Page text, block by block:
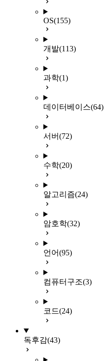
OS(155)
개발(113)
과학(1)
데이터베이스(64)
서버(72)
수학(20)
알고리즘(24)
암호학(32)
언어(95)
컴퓨터구조(3)
코드(24)
독후감(43)